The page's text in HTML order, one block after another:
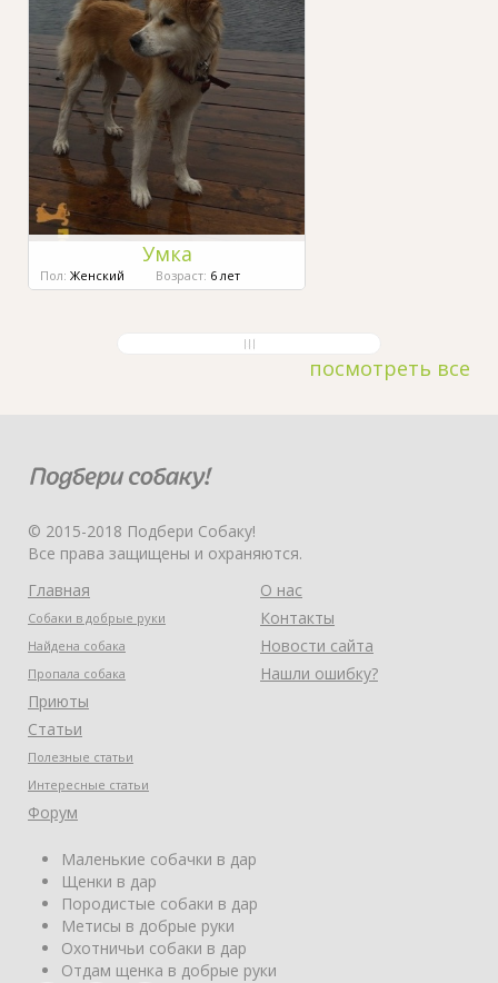
Умка
Пол: Женский Возраст: 6 лет
посмотреть все
© 2015-2018 Подбери Собаку!
Все права защищены и охраняются.
Главная
Собаки в добрые руки
Найдена собака
Пропала собака
Приюты
Статьи
Полезные статьи
Интересные статьи
Форум
О нас
Контакты
Новости сайта
Нашли ошибку?
Маленькие собачки в дар
Щенки в дар
Породистые собаки в дар
Метисы в добрые руки
Охотничьи собаки в дар
Отдам щенка в добрые руки